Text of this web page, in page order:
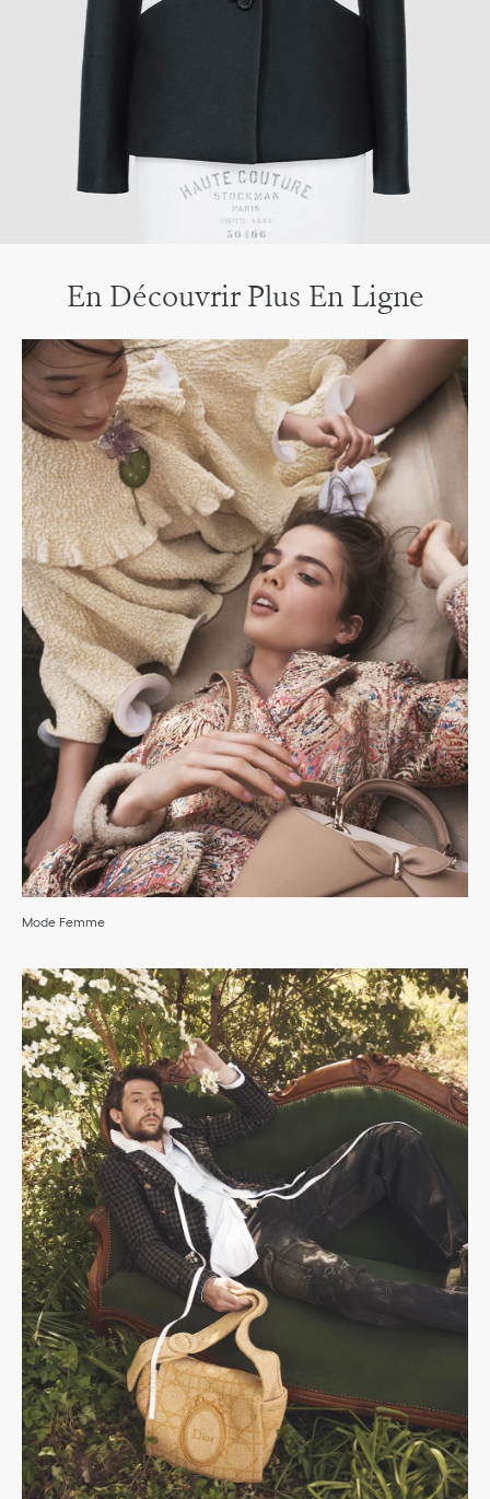
En Découvrir Plus En Ligne
Mode Femme